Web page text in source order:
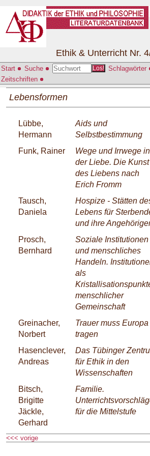
Start Suche Los! Schlagwörter
Zeitschriften
Ethik & Unterricht Nr.
Lebensformen
Lübbe,
Hermann
Aids und
Selbstbestimmung
Funk, Rainer
Wege und Irrwege in
der Liebe. Die Kunst
des Liebens nach
Erich Fromm
Tausch,
Daniela
Hospize - Stätten
Lebens für
und ihre
Prosch,
Bernhard
Soziale Institutionen
und menschliches
Handeln.
als
menschlicher
Gemeinschaft
Greinacher,
Norbert
Trauer muss Europa
tragen
Hasenclever,
Andreas
Das Tübinger
für Ethik in den
Wissenschaften
Bitsch,
Brigitte
Jäckle,
Gerhard
Familie.
für die Mittelstufe
<<< vorige